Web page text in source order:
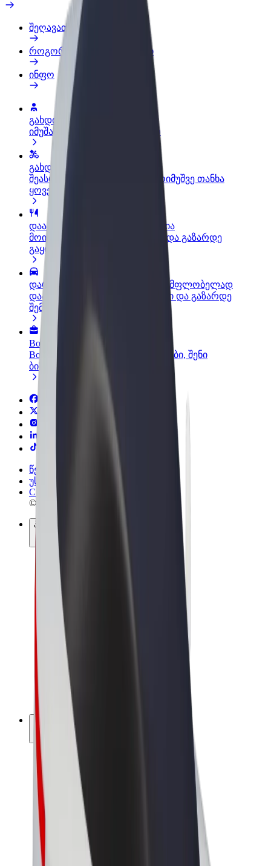
შეღავათები
როგორ გავხდე გამომწერი
ინფო
გახდი პარტნიორი მძღოლი
იმუშავე საკუთარი გრაფიკით
გახდი კურიერი
შეასრულე შეკვეთები და გამოიმუშვე თანხა
ყოველკვირეულად
დაამატე რესტორანი ან მაღაზია
მოიზიდე მეტი მომხმარებელი და გაზარდე
გაყიდვები
დარეგისტრირდი ავტოპარკის მფლობელად
დაამატე შენი ავტოპარკი Bolt-ში და გაზარდე
შემოსავალი
Bolt ბიზნესისთვის
Bolt-ის პროდუქტები და სერვისები, შენი
ბიზნესისთვის
წესები და პირობები
უსაფრთხოება
Cookies
© 2026 Bolt Technology OÜ
პროდუქტები
მგზავრობები
სკუტერები
Bolt Market
Bolt Food
Bolt Drive
Bolt ბიზნესისთვის
ელ. ბაიკი
Bolt Plus
გამოიმუშავე Bolt-თან ერთად
მძღოლები
მძღოლის შემოსავლები
კურიერები
კურიერის შემოსავლები
Bolt Food პარტნიორები
ავტოპარკები